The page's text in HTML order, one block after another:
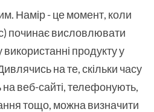
Намір - це момент, коли
починає висловлювати
використанні продукту у
на те, скільки часу
веб-сайті, телефонують,
тощо, можна визначити